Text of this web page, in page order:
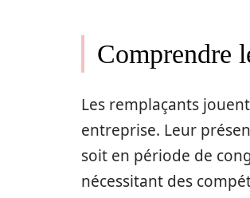
Comprendre
Les remplaçants
entreprise. Leur
soit en période de
nécessitant des